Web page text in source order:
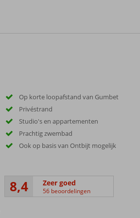
Op korte loopafstand van Gumbet
Privéstrand
Studio's en appartementen
Prachtig zwembad
Ook op basis van Ontbijt mogelijk
8,4 Zeer goed
56 beoordelingen